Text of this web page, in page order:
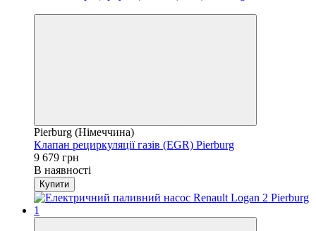
Pierburg (Німеччина)
Клапан рециркуляції газів (EGR) Pierburg
9 679 грн
В наявності
Купити